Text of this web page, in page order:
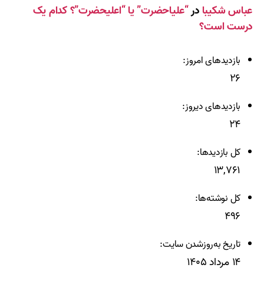
عباس شکیبا در“علیاحضرت” یا “اعلیحضرت”؟ کدام یک
درست است؟
بازدیدهای امروز:
۲۶
بازدیدهای دیروز:
۲۴
کل بازدیدها:
۱۳,۷۶۱
کل نوشته‌ها:
۴۹۶
تاریخ به‌روزشدن سایت:
۱۴ مرداد ۱۴۰۵